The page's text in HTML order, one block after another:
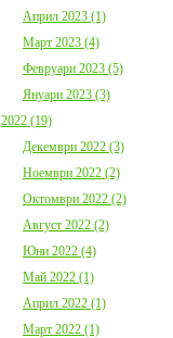
Април 2023 (1)
Март 2023 (4)
Февруари 2023 (5)
Януари 2023 (3)
2022 (19)
Декември 2022 (3)
Ноември 2022 (2)
Октомври 2022 (2)
Август 2022 (2)
Юни 2022 (4)
Май 2022 (1)
Април 2022 (1)
Март 2022 (1)